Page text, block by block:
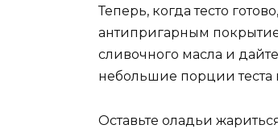
Теперь, когда тесто
антипригарным
сливочного масла и
небольшие порции теста
Оставьте оладьи